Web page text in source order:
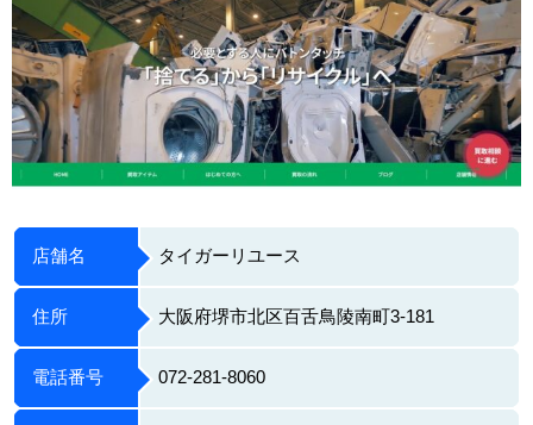
店舗名 タイガーリユース
住所 大阪府堺市北区百舌鳥陵南町3-181
電話番号 072-281-8060